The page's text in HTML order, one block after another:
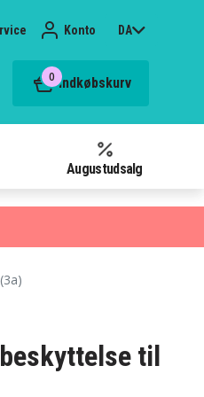
Konto DA
0 Indkøbskurv
Augustudsalg
til